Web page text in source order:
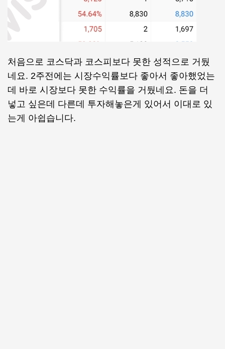
처음으로 코스닥과 코스피보다 못한 성적으로 거뒀
네요. 2주전에는 시장수익률보다 좋아서 좋아했었는
데 바로 시장보다 못한 수익률을 거뒀네요. 돈을 더
넣고 싶은데 다른데 투자해놓은게 있어서 이대로 있
는게 아쉽습니다.